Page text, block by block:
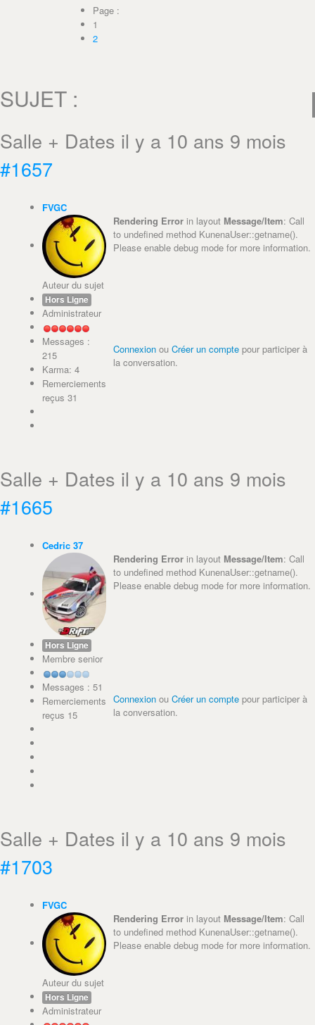
Page :
1
2
SUJET :
Salle + Dates il y a 10 ans 9 mois
#1657
FVGC
Auteur du sujet
Hors Ligne
Administrateur
Messages :
215
Karma: 4
Remerciements
reçus 31
Rendering Error in layout Message/Item: Call
to undefined method KunenaUser::getname().
Please enable debug mode for more information.
Connexion ou Créer un compte pour participer à
la conversation.
Salle + Dates il y a 10 ans 9 mois
#1665
Cedric 37
Hors Ligne
Membre senior
Messages : 51
Remerciements
reçus 15
Rendering Error in layout Message/Item: Call
to undefined method KunenaUser::getname().
Please enable debug mode for more information.
Connexion ou Créer un compte pour participer à
la conversation.
Salle + Dates il y a 10 ans 9 mois
#1703
FVGC
Auteur du sujet
Hors Ligne
Administrateur
Rendering Error in layout Message/Item: Call
to undefined method KunenaUser::getname().
Please enable debug mode for more information.